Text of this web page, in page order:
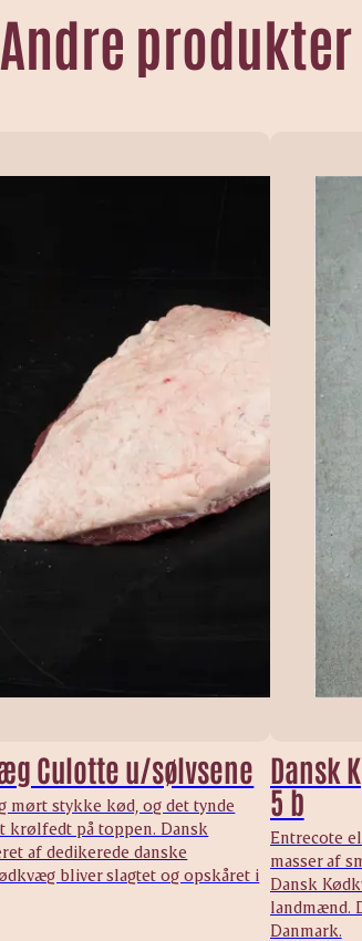
Andre produkter
Culotte u/sølvsene
mørt stykke kød, og det tynde
krølfedt på toppen. Dansk
af dedikerede danske
bliver slagtet og opskåret i
Dansk
5 b
Entrecote
masser af
Dansk
landmænd.
Danmark.